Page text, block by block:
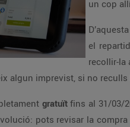
un cop
el
recollir-la
algun imprevist, si no
gratuït fins al 31/03/
pots revisar la